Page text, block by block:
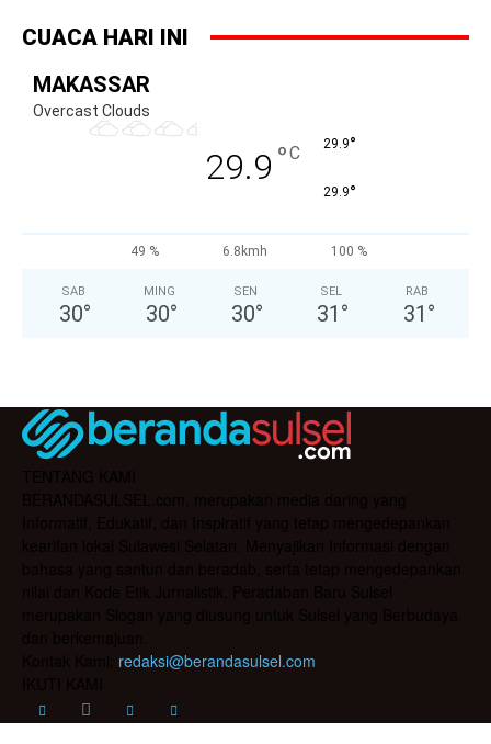
CUACA HARI INI
MAKASSAR
Overcast Clouds
29.9 °C 29.9°
29.9°
49 % 6.8kmh 100 %
SAB
30°
MING
30°
SEN
30°
SEL
31 °
RAB
31 °
redaksi@berandasulsel.com